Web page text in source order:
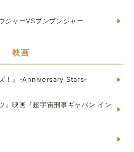
ジャーVSブンブンジャー
映画
ズ！』-Anniversary Stars-
』映画『超宇宙刑事ギャバン イン